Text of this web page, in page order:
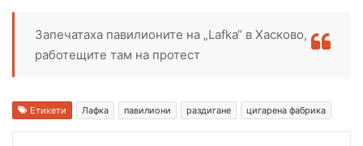
Запечатаха павилионите на „Lafka“ в Хасково,
работещите там на протест
Етикети Лафка павилиони раздигане цигарена фабрика